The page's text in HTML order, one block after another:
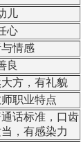
儿
心
情感
良
方，有礼貌
职业特点
话标准，口齿
，有感染力